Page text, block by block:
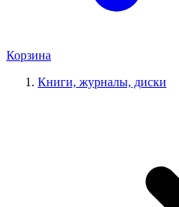
Корзина
Книги, журналы, диски